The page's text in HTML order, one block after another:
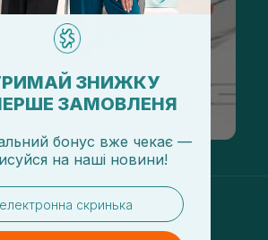
ЗНИЖКУ
ЗАМОВЛЕНЯ
бонус вже чекає —
на наші новини!